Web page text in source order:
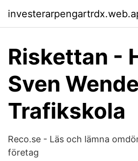
Riskettan -
Sven
Trafikskola
Reco.se - Läs och lämna
företag